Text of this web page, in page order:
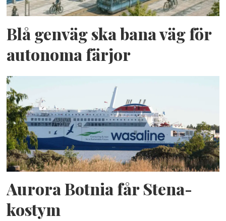
Blå genväg ska bana väg för
autonoma färjor
Aurora Botnia får Stena-
kostym